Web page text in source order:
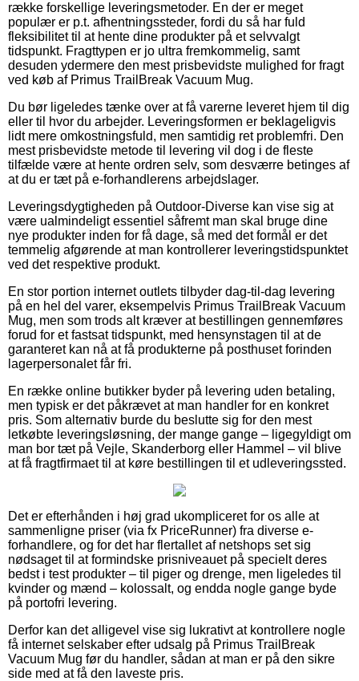
række forskellige leveringsmetoder. En der er meget
populær er p.t. afhentningssteder, fordi du så har fuld
fleksibilitet til at hente dine produkter på et selvvalgt
tidspunkt. Fragttypen er jo ultra fremkommelig, samt
desuden ydermere den mest prisbevidste mulighed for fragt
ved køb af Primus TrailBreak Vacuum Mug.
Du bør ligeledes tænke over at få varerne leveret hjem til dig
eller til hvor du arbejder. Leveringsformen er beklageligvis
lidt mere omkostningsfuld, men samtidig ret problemfri. Den
mest prisbevidste metode til levering vil dog i de fleste
tilfælde være at hente ordren selv, som desværre betinges af
at du er tæt på e-forhandlerens arbejdslager.
Leveringsdygtigheden på Outdoor-Diverse kan vise sig at
være ualmindeligt essentiel såfremt man skal bruge dine
nye produkter inden for få dage, så med det formål er det
temmelig afgørende at man kontrollerer leveringstidspunktet
ved det respektive produkt.
En stor portion internet outlets tilbyder dag-til-dag levering
på en hel del varer, eksempelvis Primus TrailBreak Vacuum
Mug, men som trods alt kræver at bestillingen gennemføres
forud for et fastsat tidspunkt, med hensynstagen til at de
garanteret kan nå at få produkterne på posthuset forinden
lagerpersonalet får fri.
En række online butikker byder på levering uden betaling,
men typisk er det påkrævet at man handler for en konkret
pris. Som alternativ burde du beslutte sig for den mest
letkøbte leveringsløsning, der mange gange – ligegyldigt om
man bor tæt på Vejle, Skanderborg eller Hammel – vil blive
at få fragtfirmaet til at køre bestillingen til et udleveringssted.
Det er efterhånden i høj grad ukompliceret for os alle at
sammenligne priser (via fx PriceRunner) fra diverse e-
forhandlere, og for det har flertallet af netshops set sig
nødsaget til at formindske prisniveauet på specielt deres
bedst i test produkter – til piger og drenge, men ligeledes til
kvinder og mænd – kolossalt, og endda nogle gange byde
på portofri levering.
Derfor kan det alligevel vise sig lukrativt at kontrollere nogle
få internet selskaber efter udsalg på Primus TrailBreak
Vacuum Mug før du handler, sådan at man er på den sikre
side med at få den laveste pris.